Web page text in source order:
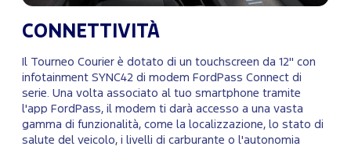
CONNETTIVITÀ
Il Tourneo Courier è dotato di un touchscreen da 12" con
infotainment SYNC42 di modem FordPass Connect di
serie. Una volta associato al tuo smartphone tramite
l'app FordPass, il modem ti darà accesso a una vasta
gamma di funzionalità, come la localizzazione, lo stato di
salute del veicolo, i livelli di carburante o l'autonomia